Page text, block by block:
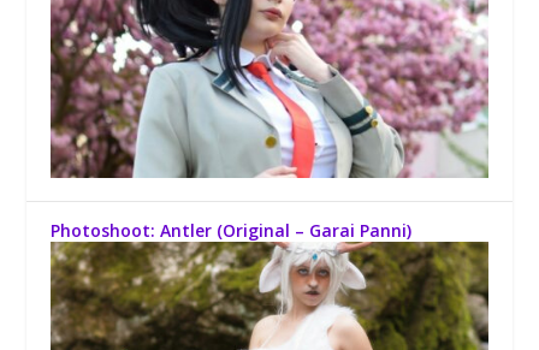
Photoshoot: Antler (Original – Garai Panni)